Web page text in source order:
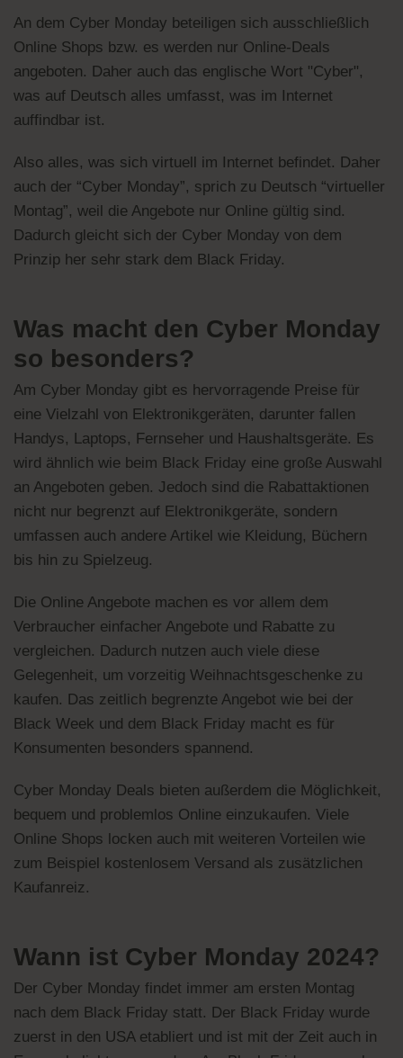
An dem Cyber Monday beteiligen sich ausschließlich
Online Shops bzw. es werden nur Online-Deals
angeboten. Daher auch das englische Wort "Cyber",
was auf Deutsch alles umfasst, was im Internet
auffindbar ist.
Also alles, was sich virtuell im Internet befindet. Daher
auch der “Cyber Monday”, sprich zu Deutsch “virtueller
Montag”, weil die Angebote nur Online gültig sind.
Dadurch gleicht sich der Cyber Monday von dem
Prinzip her sehr stark dem Black Friday.
Was macht den Cyber Monday
so besonders?
Am Cyber Monday gibt es hervorragende Preise für
eine Vielzahl von Elektronikgeräten, darunter fallen
Handys, Laptops, Fernseher und Haushaltsgeräte. Es
wird ähnlich wie beim Black Friday eine große Auswahl
an Angeboten geben. Jedoch sind die Rabattaktionen
nicht nur begrenzt auf Elektronikgeräte, sondern
umfassen auch andere Artikel wie Kleidung, Büchern
bis hin zu Spielzeug.
Die Online Angebote machen es vor allem dem
Verbraucher einfacher Angebote und Rabatte zu
vergleichen. Dadurch nutzen auch viele diese
Gelegenheit, um vorzeitig Weihnachtsgeschenke zu
kaufen. Das zeitlich begrenzte Angebot wie bei der
Black Week und dem Black Friday macht es für
Konsumenten besonders spannend.
Cyber Monday Deals bieten außerdem die Möglichkeit,
bequem und problemlos Online einzukaufen. Viele
Online Shops locken auch mit weiteren Vorteilen wie
zum Beispiel kostenlosem Versand als zusätzlichen
Kaufanreiz.
Wann ist Cyber Monday 2024?
Der Cyber Monday findet immer am ersten Montag
nach dem Black Friday statt. Der Black Friday wurde
zuerst in den USA etabliert und ist mit der Zeit auch in